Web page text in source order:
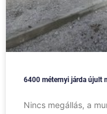
6400 méternyi járda újult
Nincs megállás, a